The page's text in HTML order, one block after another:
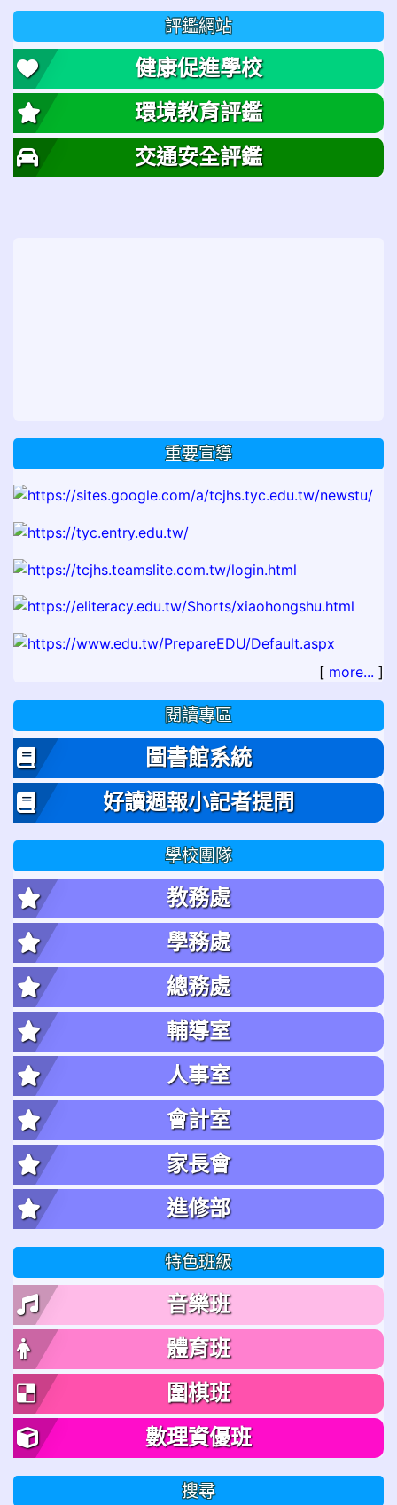
評鑑網站
健康促進學校
環境教育評鑑
交通安全評鑑
重要宣導
[ more... ]
閱讀專區
圖書館系統
好讀週報小記者提問
學校團隊
教務處
學務處
總務處
輔導室
人事室
會計室
家長會
進修部
特色班級
音樂班
體育班
圍棋班
數理資優班
搜尋